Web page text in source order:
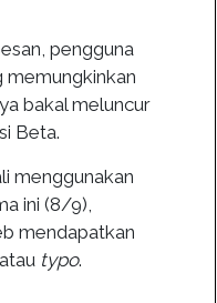
pengguna
memungkinkan
bakal meluncur
Beta.
menggunakan
ini (8/9),
mendapatkan
typo.